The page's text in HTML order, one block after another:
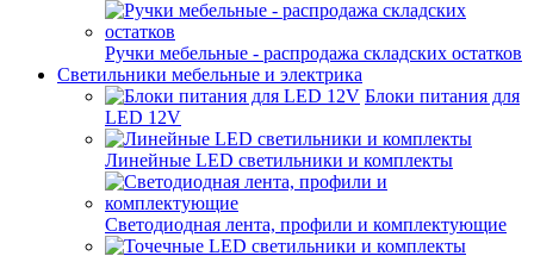
Ручки мебельные - распродажа складских остатков
Светильники мебельные и электрика
Блоки питания для
LED 12V
Линейные LED светильники и комплекты
Светодиодная лента, профили и комплектующие